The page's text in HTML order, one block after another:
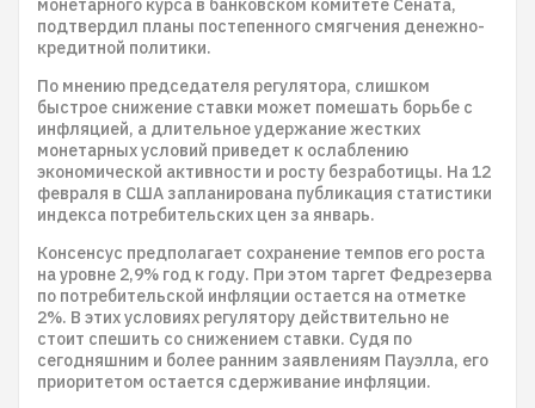
монетарного курса в банковском комитете Сената,
подтвердил планы постепенного смягчения денежно-
кредитной политики.
По мнению председателя регулятора, слишком
быстрое снижение ставки может помешать борьбе с
инфляцией, а длительное удержание жестких
монетарных условий приведет к ослаблению
экономической активности и росту безработицы. На 12
февраля в США запланирована публикация статистики
индекса потребительских цен за январь.
Консенсус предполагает сохранение темпов его роста
на уровне 2,9% год к году. При этом таргет Федрезерва
по потребительской инфляции остается на отметке
2%. В этих условиях регулятору действительно не
стоит спешить со снижением ставки. Судя по
сегодняшним и более ранним заявлениям Пауэлла, его
приоритетом остается сдерживание инфляции.